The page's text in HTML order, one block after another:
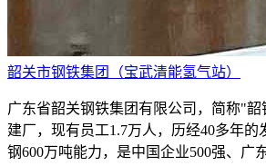
韶关市钢铁集团（宝武清能氢气站）
广东省韶关钢铁集团有限公司，简称"韶
建厂，现有员工1.7万人，历经40多年的
钢600万吨能力，是中国企业500强、广